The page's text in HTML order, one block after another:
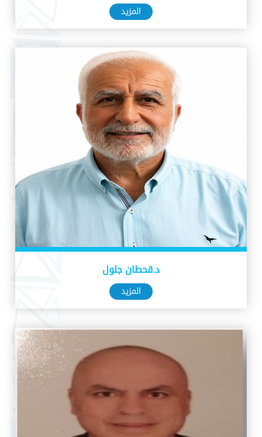
المزيد
د.قحطان جلول
المزيد